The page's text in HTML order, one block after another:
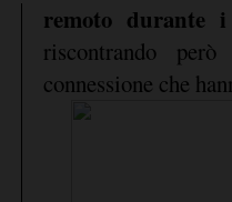
remoto durante
riscontrando
connessione che